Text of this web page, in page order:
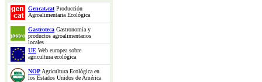
Gencat.catProducción
Agroalimentaria Ecológica
Gastroteca Gastronomía y
productos agroalimentarios
locales
UE Web europea sobre
agricultura ecológica
NOPAgricultura Ecológica en
los Estados Unidos de América